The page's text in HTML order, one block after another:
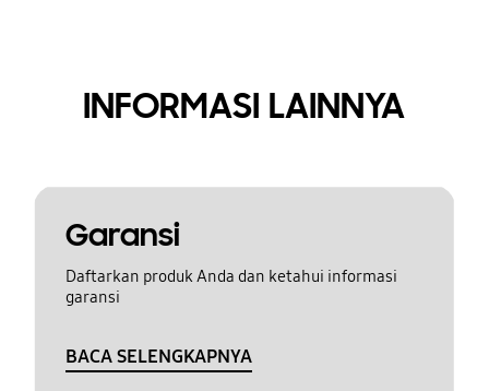
INFORMASI LAINNYA
Garansi
Daftarkan produk Anda dan ketahui informasi
garansi
BACA SELENGKAPNYA